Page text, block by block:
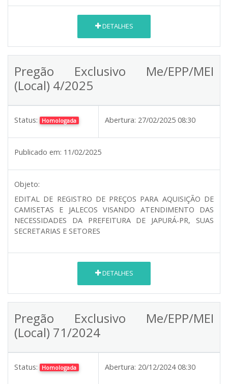
DETALHES
Pregão Exclusivo Me/EPP/MEI
(Local) 4/2025
Status: Homologada Abertura: 27/02/2025 08:30
Publicado em: 11/02/2025
Objeto:
EDITAL DE REGISTRO DE PREÇOS PARA AQUISIÇÃO DE
CAMISETAS E JALECOS VISANDO ATENDIMENTO DAS
NECESSIDADES DA PREFEITURA DE JAPURÁ-PR, SUAS
SECRETARIAS E SETORES
DETALHES
Pregão Exclusivo Me/EPP/MEI
(Local) 71/2024
Status: Homologada Abertura: 20/12/2024 08:30